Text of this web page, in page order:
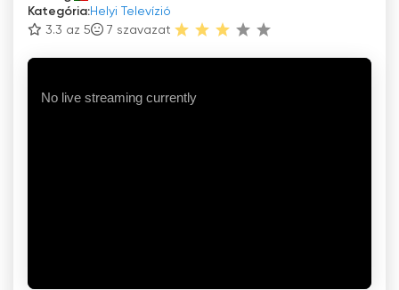
Kategória:Helyi Televízió
3.3 az 5
7 szavazat